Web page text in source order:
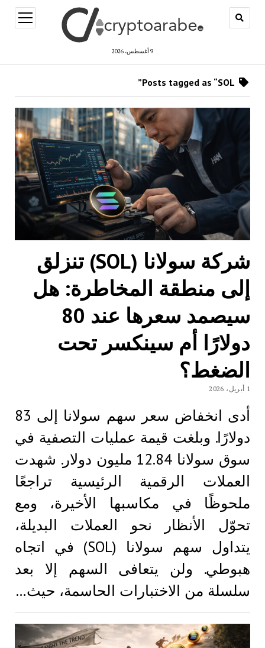
9 أغسطس، 2026
open
menu
شركة سولانا (SOL) تنزلق
إلى منطقة المخاطرة: هل
سيصمد سعرها عند 80
دولارًا أم سينكسر تحت
الضغط؟
1 أبريل، 2026
أدى انخفاض سعر سهم سولانا إلى 83
دولارًا. وبلغت قيمة عمليات التصفية في
سوق سولانا 12.84 مليون دولار. شهدت
العملات الرقمية الرئيسية تراجعًا
ملحوظًا في مكاسبها الأخيرة، ومع
تحوّل الأنظار نحو العملات البديلة،
يتداول سهم سولانا (SOL) في اتجاه
هبوطي. ولن يتعافى السهم إلا بعد
سلسلة من الاختبارات الحاسمة، حيث…